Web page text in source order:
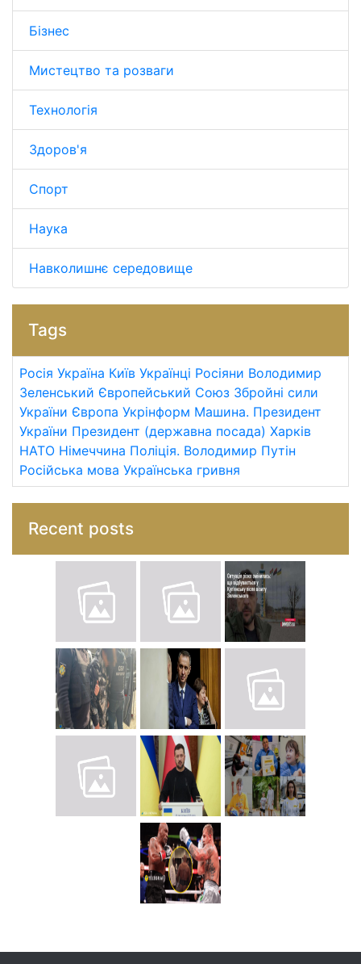
Бізнес
Мистецтво та розваги
Технологія
Здоров'я
Спорт
Наука
Навколишнє середовище
Tags
Росія Україна Київ Українці Росіяни Володимир
Зеленський Європейський Союз Збройні сили
України Європа Укрінформ Машина. Президент
України Президент (державна посада) Харків
НАТО Німеччина Поліція. Володимир Путін
Російська мова Українська гривня
Recent posts